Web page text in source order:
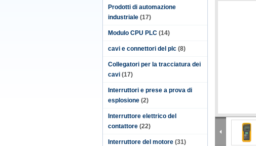
Prodotti di automazione
industriale (17)
Modulo CPU PLC (14)
cavi e connettori del plc (8)
Collegatori per la tracciatura dei
cavi (17)
Interruttori e prese a prova di
esplosione (2)
Interruttore elettrico del
contattore (22)
Interruttore del motore (31)